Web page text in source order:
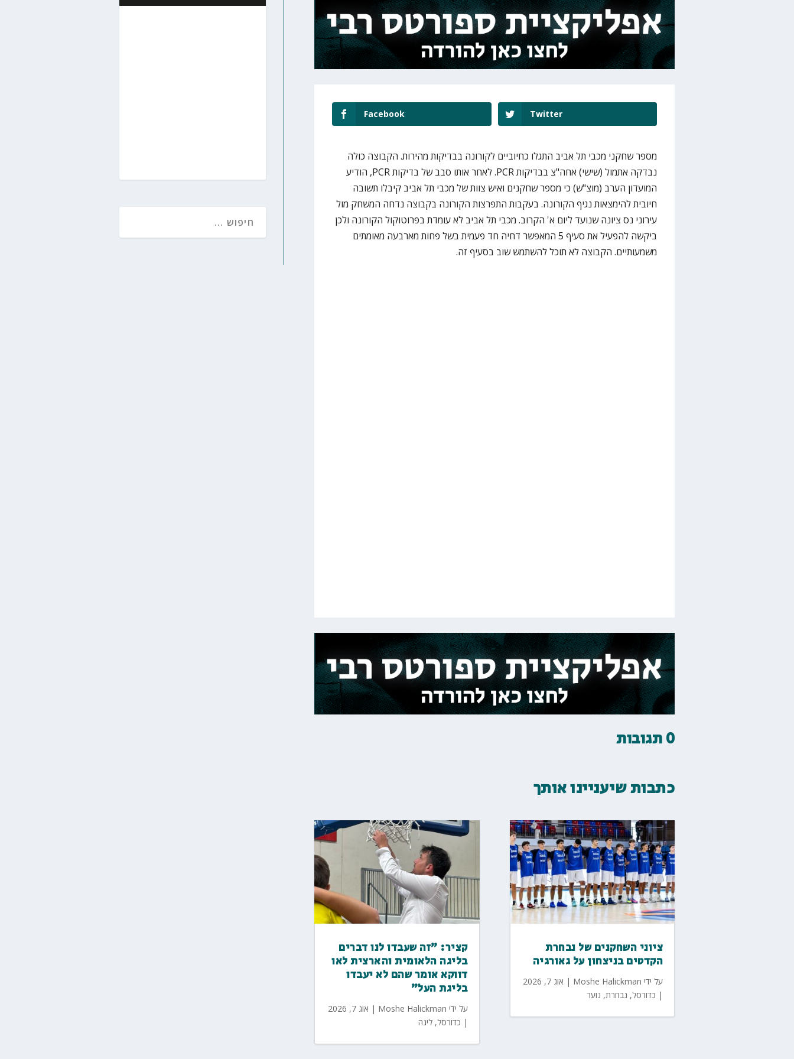
Facebook Twitter
מספר שחקני מכבי תל אביב התגלו כחיוביים לקורונה בבדיקות מהירות. הקבוצה כולה
נבדקה אתמול (שישי) אחה"צ בבדיקות PCR. לאחר אותו סבב של בדיקות PCR, הודיע
המועדון הערב (מוצ"ש) כי מספר שחקנים ואיש צוות של מכבי תל אביב קיבלו תשובה
חיובית להימצאות נגיף הקורונה. בעקבות התפרצות הקורונה בקבוצה נדחה המשחק מול
עירוני נס ציונה שנועד ליום א' הקרוב. מכבי תל אביב לא עומדת בפרוטוקול הקורונה ולכן
ביקשה להפעיל את סעיף 5 המאפשר דחיה חד פעמית בשל פחות מארבעה מאומתים
משמעותיים. הקבוצה לא תוכל להשתמש שוב בסעיף זה.
0 תגובות
כתבות שיעניינו אותך
קציר: "זה שעבדו לנו דברים
בליגה הלאומית והארצית לאו
דווקא אומר שהם לא יעבדו
בליגת העל"
על ידי Moshe Halickman
| אוג 7, 2026
| כדורסל,ליגה
ציוני השחקנים של נבחרת
הקדטים בניצחון על גאורגיה
על ידי Moshe Halickman
| אוג 7, 2026
| כדורסל, נבחרת, נוער